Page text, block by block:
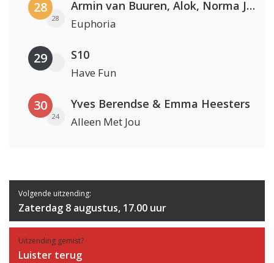
28
28
Armin van Buuren, Alok, Norma Jean Martine & LAWRENT
Euphoria
29 S10
Have Fun
30
24
Yves Berendse & Emma Heesters
Alleen Met Jou
Volgende uitzending:
Zaterdag 8 augustus, 17.00 uur
Uitzending gemist?
Luister terug